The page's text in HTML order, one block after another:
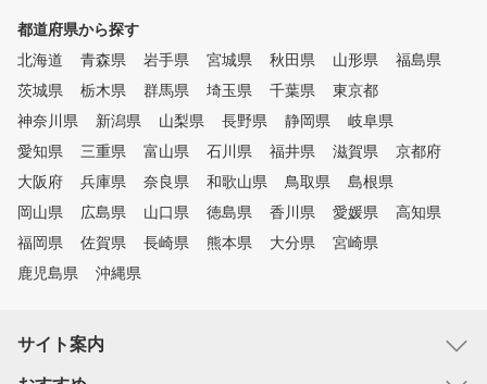
都道府県から探す
北海道
青森県 岩手県 宮城県 秋田県 山形県
福島県
茨城県
栃木県 群馬県 埼玉県 千葉県
東京都
神奈川県
新潟県 山梨県 長野県 静岡県
岐阜県
愛知県
三重県 富山県 石川県 福井県 滋賀県
京都府
大阪府
兵庫県 奈良県 和歌山県 鳥取県
島根県
岡山県
広島県 山口県 徳島県 香川県 愛媛県
高知県
福岡県
佐賀県 長崎県 熊本県 大分県
宮崎県
鹿児島県
沖縄県
サイト案内